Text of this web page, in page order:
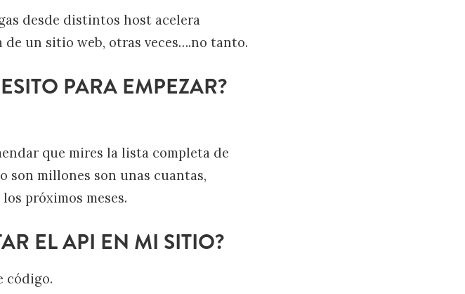
desde distintos host acelera
un sitio web, otras veces….no tanto.
PARA EMPEZAR?
que mires la lista completa de
son millones son unas cuantas,
próximos meses.
EL API EN MI SITIO?
código.